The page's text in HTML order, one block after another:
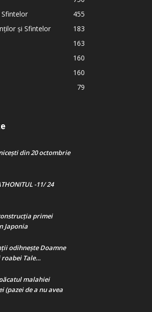
455
și Sfintelor
183
163
160
160
79
din 20 octombrie
-11/ 24
primei
Japonia
odihnește Doamne
Tale…
malahiei
(pazei de a nu avea